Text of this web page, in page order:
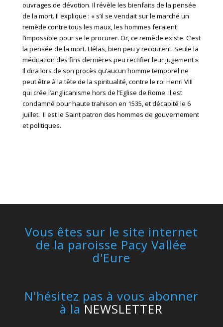
ouvrages de dévotion. Il révèle les bienfaits de la pensée
de la mort. Il explique : « s’il se vendait sur le marché un
remède contre tous les maux, les hommes feraient
l’impossible pour se le procurer. Or, ce remède existe. C’est
la pensée de la mort. Hélas, bien peu y recourent. Seule la
méditation des fins dernières peu rectifier leur jugement ».
Il dira lors de son procès qu’aucun homme temporel ne
peut être à la tête de la spiritualité, contre le roi Henri VIII
qui crée l’anglicanisme hors de l’Eglise de Rome. Il est
condamné pour haute trahison en 1535, et décapité le 6
juillet. Il est le Saint patron des hommes de gouvernement
et politiques.
Vous êtes sur le site internet
de la paroisse Pacy Vallée
d'Eure
N'hésitez pas à vous abonner
à laNEWSLETTER